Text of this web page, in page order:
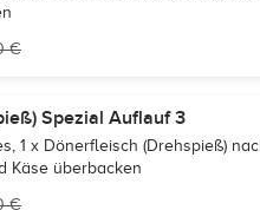
€
Spezial Auflauf 3
1 x Dönerfleisch (Drehspieß)
Käse überbacken
€